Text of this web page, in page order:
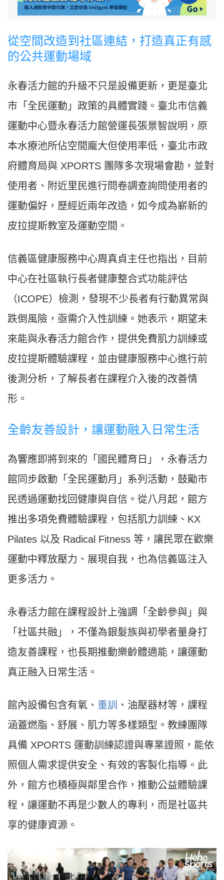
從空間改造到社區連結，打造真正有感
的公共運動場域
永春活力館的升級不只是設備更新，更是臺北
市「全民運動」政策的具體實踐。臺北市信義
運動中心暨永春活力館營運長張景智說明，原
本水療池所佔空間龐大但使用率低，臺北市政
府體育局與 XPORTS 團隊多次現場會勘，並對
使用者、附近里民進行問卷調查詢問使用者的
運動偏好，歷經近兩年改造，如今成為嶄新的
皮拉提斯教室及運動空間。
信義區健康服務中心周真貞主任也指出，目前
中心在社區執行長者健康整合式功能評估
（ICOPE）檢測，發現不少長者有行動異常與
跌倒風險，亟需介入性訓練。她表示，期望未
來能與永春活力館合作，提供免費肌力訓練或
皮拉提斯體驗課程，並由健康服務中心進行前
後測分析，了解長者在課程介入後的改善情
形。
全齡友善設計，讓運動融入日常生活
為響應即將到來的「國民體育日」，永春活力
館同步啟動「全民運動月」系列活動，鼓勵市
民透過運動找回健康與自信。從八月起，館方
推出多項免費體驗課程，包括肌力訓練、KX
Pilates 以及 Radical Fitness 等，讓民眾在歡樂
運動中釋放壓力、展現自我，也為信義區注入
更多活力。
永春活力館在課程設計上強調「全齡參與」與
「社區共融」，不僅為銀髮族與初學者量身打
造友善課程，也長期推動樂齡體適能，讓運動
真正融入日常生活。
館內設備包含有氧、 重訓
、油壓器材等，課程
涵蓋燃脂、舒展、肌力等多樣類型。教練團隊
具備 XPORTS 運動訓練認證與專業證照，能依
照個人需求提供安全、有效的客製化指導。此
外，館方也積極與鄰里合作，推動公益體驗課
程，讓運動不再是少數人的專利，而是社區共
享的健康資源。